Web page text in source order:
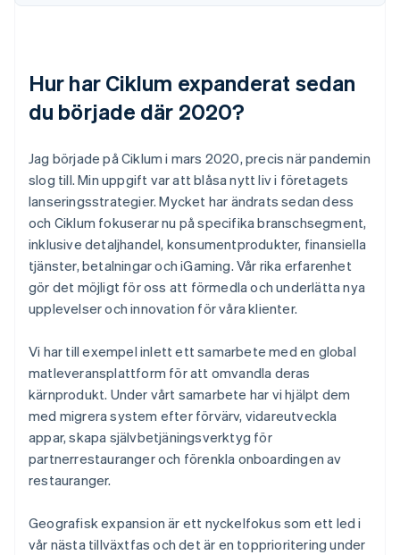
Hur har Ciklum expanderat sedan
du började där 2020?
Jag började på Ciklum i mars 2020, precis när pandemin
slog till. Min uppgift var att blåsa nytt liv i företagets
lanseringsstrategier. Mycket har ändrats sedan dess
och Ciklum fokuserar nu på specifika branschsegment,
inklusive detaljhandel, konsumentprodukter, finansiella
tjänster, betalningar och iGaming. Vår rika erfarenhet
gör det möjligt för oss att förmedla och underlätta nya
upplevelser och innovation för våra klienter.
Vi har till exempel inlett ett samarbete med en global
matleveransplattform för att omvandla deras
kärnprodukt. Under vårt samarbete har vi hjälpt dem
med migrera system efter förvärv, vidareutveckla
appar, skapa självbetjäningsverktyg för
partnerrestauranger och förenkla onboardingen av
restauranger.
Geografisk expansion är ett nyckelfokus som ett led i
vår nästa tillväxtfas och det är en topprioritering under